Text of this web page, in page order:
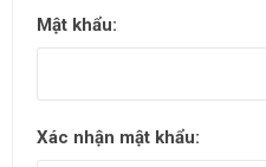
Mật khẩu:
Xác nhận mật khẩu: